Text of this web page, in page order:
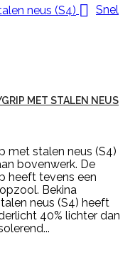
 Snel
MET STALEN NEUS
met stalen neus (S4)
bovenwerk. De
heeft tevens een
Bekina
neus (S4) heeft
40% lichter dan